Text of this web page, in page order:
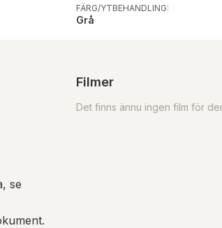
FÄRG/YTBEHANDLING:
Grå
se
Filmer
Det finns ännu ingen film för